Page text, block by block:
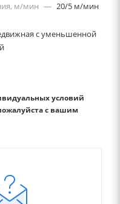
м/мин — 20/5 м/мин
с уменьшенной
условий
с вашим